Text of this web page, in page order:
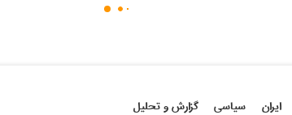
ایران سیاسی گزارش و تحلیل